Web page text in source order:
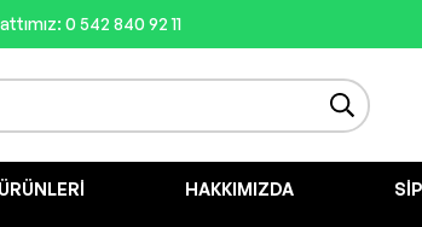
0 542 840 92 11
HAKKIMIZDA